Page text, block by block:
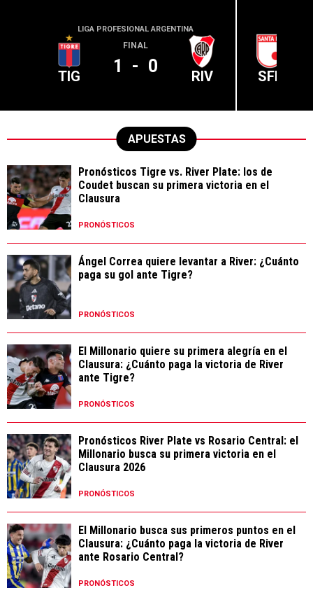
LIGA PROFESIONAL ARGENTINA
TIG
FINAL
1 - 0 RIV SFE
APUESTAS
Pronósticos Tigre vs. River Plate: los de
Coudet buscan su primera victoria en el
Clausura
PRONÓSTICOS
Ángel Correa quiere levantar a River: ¿Cuánto
paga su gol ante Tigre?
PRONÓSTICOS
El Millonario quiere su primera alegría en el
Clausura: ¿Cuánto paga la victoria de River
ante Tigre?
PRONÓSTICOS
Pronósticos River Plate vs Rosario Central: el
Millonario busca su primera victoria en el
Clausura 2026
PRONÓSTICOS
El Millonario busca sus primeros puntos en el
Clausura: ¿Cuánto paga la victoria de River
ante Rosario Central?
PRONÓSTICOS